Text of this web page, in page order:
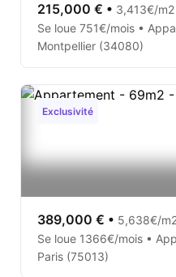
215,000 € • 3,413€/m2
Se loue 751€/mois •
Montpellier (34080)
Exclusivité
389,000 € • 5,638€/
Se loue 1366€/mois •
Paris (75013)